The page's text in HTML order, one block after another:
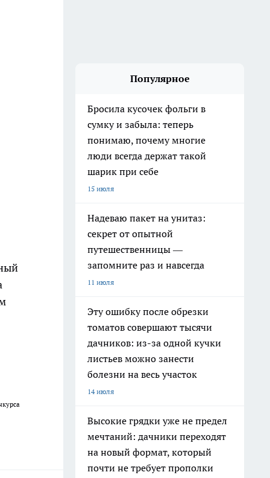
Популярное
Бросила кусочек фольги в
сумку и забыла: теперь
понимаю, почему многие
люди всегда держат такой
шарик при себе
15 июля
Надеваю пакет на унитаз:
секрет от опытной
путешественницы —
запомните раз и навсегда
11 июля
Эту ошибку после обрезки
томатов совершают тысячи
дачников: из-за одной кучки
листьев можно занести
болезни на весь участок
14 июля
Высокие грядки уже не предел
мечтаний: дачники переходят
на новый формат, который
почти не требует прополки